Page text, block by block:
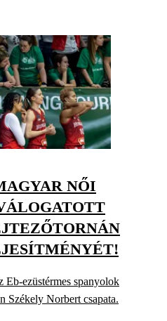
NŐI
Eb-ezüstérmes spanyolok
Székely Norbert csapata.